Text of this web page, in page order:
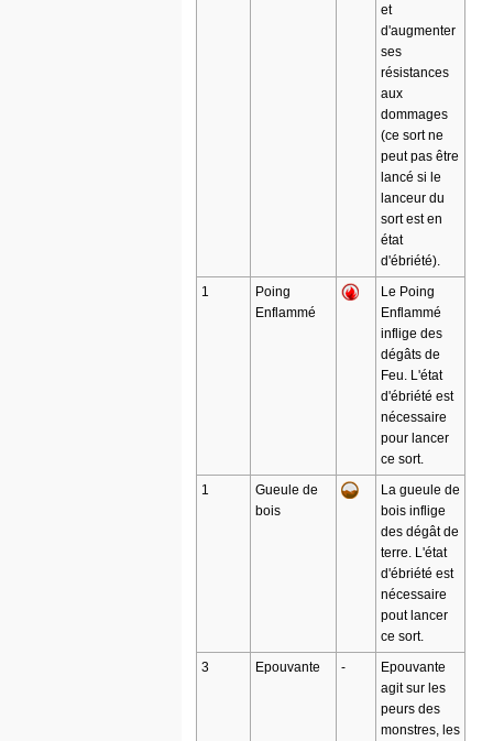
et
d'augmenter
ses
résistances
aux
dommages
(ce sort ne
peut pas être
lancé si le
lanceur du
sort est en
état
d'ébriété).
1
Poing
Enflammé
Le Poing
Enflammé
inflige des
dégâts de
Feu. L'état
d'ébriété est
nécessaire
pour lancer
ce sort.
1
Gueule de
bois
La gueule de
bois inflige
des dégât de
terre. L'état
d'ébriété est
nécessaire
pout lancer
ce sort.
3
Epouvante -
Epouvante
agit sur les
peurs des
monstres, les